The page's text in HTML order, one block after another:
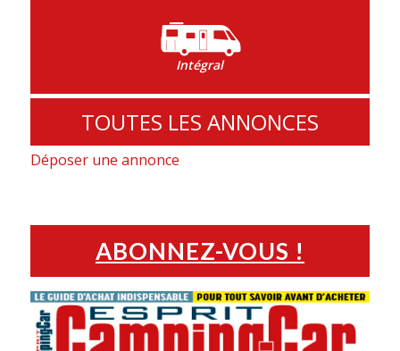
Intégral
TOUTES LES ANNONCES
Déposer une annonce
ABONNEZ-VOUS !